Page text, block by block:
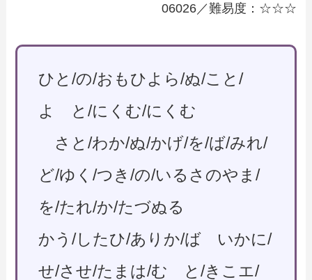
06026／難易度：☆☆☆
ひと/の/おもひよら/ぬ/こと/
よ と/にくむ/にくむ
さと/わか/ぬ/かげ/を/ば/みれ/
ど/ゆく/つき/の/いるさのやま/
を/たれ/か/たづぬる
かう/したひ/ありか/ば いかに/
せ/させ/たまは/む と/きこエ/